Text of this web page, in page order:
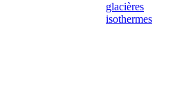
glacières
isothermes